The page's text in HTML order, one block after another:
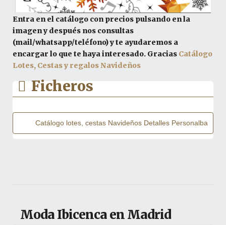
Entra en el catálogo con precios pulsando en la
imagen y después nos consultas
(mail/whatsapp/teléfono) y te ayudaremos a
encargar lo que te haya interesado. Gracias Catálogo
Lotes, Cestas y regalos Navideños
Catálogo lotes, cestas Navideños Detalles Personalba
Moda Ibicenca en Madrid